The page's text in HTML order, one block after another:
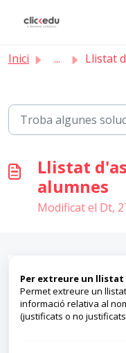
Inici ... Llistat
Llistat
alumnes
Modificat el Dt,
Per extreure un llistat
Permet extreure un
informació relativa al
(justificats o no